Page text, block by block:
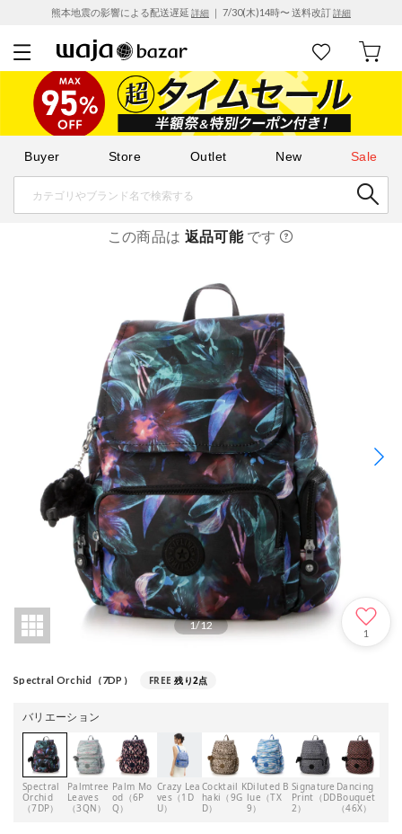
熊本地震の影響による配送遅延 詳細 ｜ 7/30(木)14時〜 送料改訂詳細
Buyer Store Outlet New Sale
この商品は 返品可能です
1/12
1
Spectral Orchid（7DP） FREE 残り2点
バリエーション
Spectral
Orchid
（7DP）
Palmtree
Leaves
（3QN）
Palm Mo
od（6P
Q）
Crazy Lea
ves（1D
U）
Cocktail K
haki（9G
D）
Diluted B
lue（TX
9）
Signature
Print（DD
2）
Dancing
Bouquet
（46X）